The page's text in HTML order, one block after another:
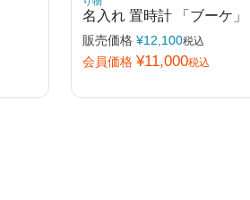
名入れ 置時計 「ブーケ」
販売価格 ¥12,100税込
会員価格 ¥11,000税込